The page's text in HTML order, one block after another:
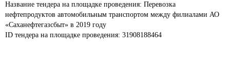
Название тендера на площадке проведения: Перевозка
нефтепродуктов автомобильным транспортом между филиалами АО
«Саханефтегазсбыт» в 2019 году
ID тендера на площадке проведения: 31908188464